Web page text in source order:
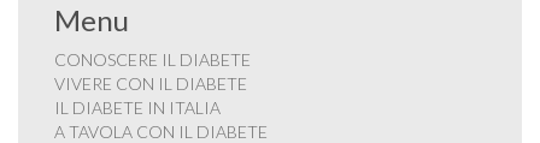
Menu
CONOSCERE IL DIABETE
VIVERE CON IL DIABETE
IL DIABETE IN ITALIA
A TAVOLA CON IL DIABETE